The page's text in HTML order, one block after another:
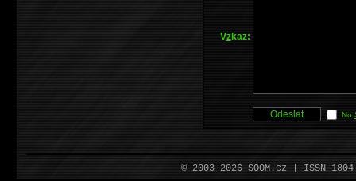
Vzkaz:
No
© 2003–2026 SOOM.cz | ISSN